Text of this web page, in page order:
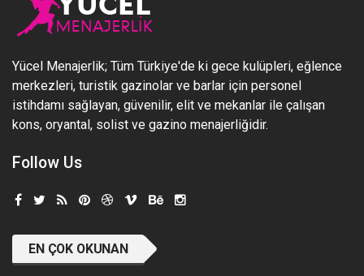
Yücel Menajerlik; Tüm Türkiye'de ki gece kulüpleri, eğlence
merkezleri, turistik gazinolar ve barlar için personel
istihdamı sağlayan, güvenilir, elit ve mekanlar ile çalışan
kons, oryantal, solist ve gazino menajerliğidir.
Follow Us
EN ÇOK OKUNAN